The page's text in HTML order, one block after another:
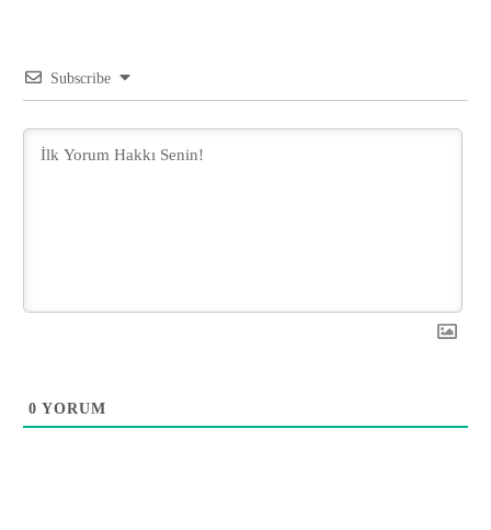
Subscribe
0 YORUM